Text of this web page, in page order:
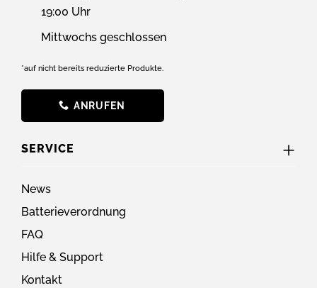
19:00 Uhr
Mittwochs geschlossen
*auf nicht bereits reduzierte Produkte.
ANRUFEN
SERVICE
News
Batterieverordnung
FAQ
Hilfe & Support
Kontakt